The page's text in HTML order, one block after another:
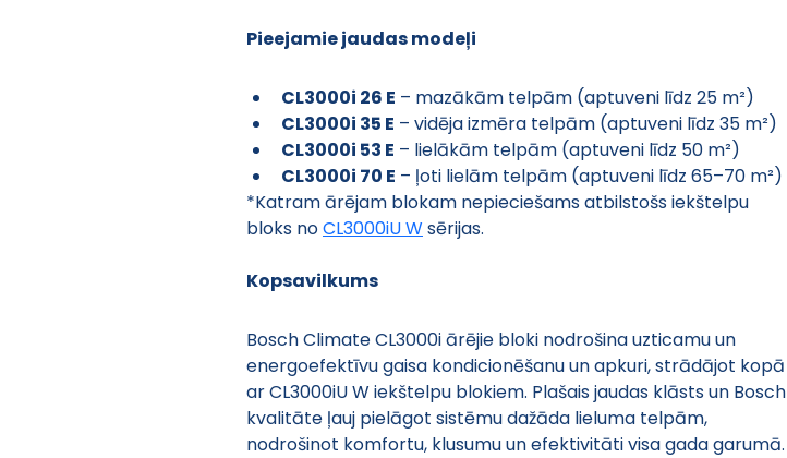
Pieejamie jaudas modeļi
CL3000i 26 E – mazākām telpām (aptuveni līdz 25 m²)
CL3000i 35 E – vidēja izmēra telpām (aptuveni līdz 35 m²)
CL3000i 53 E – lielākām telpām (aptuveni līdz 50 m²)
CL3000i 70 E – ļoti lielām telpām (aptuveni līdz 65–70 m²)
*Katram ārējam blokam nepieciešams atbilstošs iekštelpu
bloks no CL3000iU W sērijas.
Kopsavilkums
Bosch Climate CL3000i ārējie bloki nodrošina uzticamu un
energoefektīvu gaisa kondicionēšanu un apkuri, strādājot kopā
ar CL3000iU W iekštelpu blokiem. Plašais jaudas klāsts un Bosch
kvalitāte ļauj pielāgot sistēmu dažāda lieluma telpām,
nodrošinot komfortu, klusumu un efektivitāti visa gada garumā.